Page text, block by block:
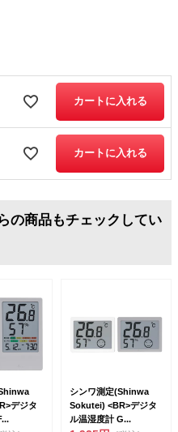
カートに入れる
カートに入れる
の商品もチェックしてい
デジタ
シンワ測定(Shinwa
Sokutei) <BR>デジタ
ル温湿度計 G...